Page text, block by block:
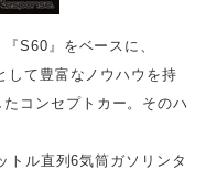
S60』をベースに、
して豊富なノウハウを持
コンセプトカー。そのハ
トル直列6気筒ガソリンタ